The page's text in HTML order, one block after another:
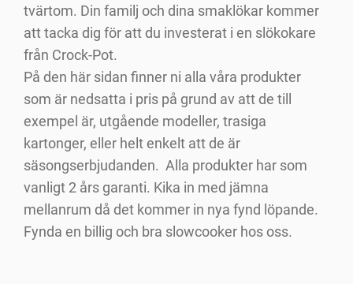
tvärtom. Din familj och dina smaklökar kommer
att tacka dig för att du investerat i en slökokare
från Crock-Pot.
På den här sidan finner ni alla våra produkter
som är nedsatta i pris på grund av att de till
exempel är, utgående modeller, trasiga
kartonger, eller helt enkelt att de är
säsongserbjudanden. Alla produkter har som
vanligt 2 års garanti. Kika in med jämna
mellanrum då det kommer in nya fynd löpande.
Fynda en billig och bra slowcooker hos oss.